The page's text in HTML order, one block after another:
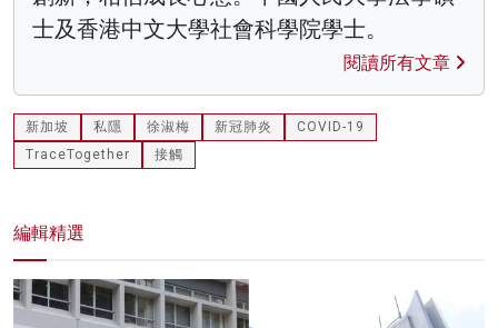
士及香港中文大學社會科學院學士。
閱讀所有文章
新加坡 私隱 徐淑梅 新冠肺炎
COVID-19
TraceTogether
接觸
編輯精選